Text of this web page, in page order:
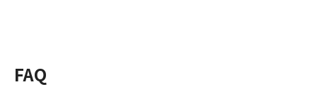
FAQ